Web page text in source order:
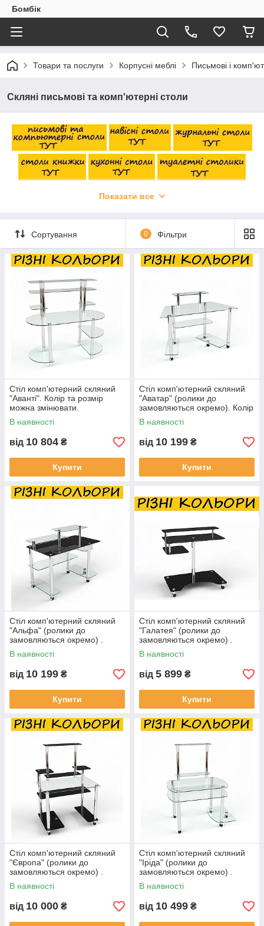
Бомбік
Товари та послуги Корпусні меблі Письмові і
Скляні письмові та комп'ютерні столи
Показати все
Сортування 0 Фільтри
Стіл комп'ютерний скляний
"Аванті". Колір та розмір
можна змінювати.
Можливий фотодрук та
матування
В наявності
від 10 804 ₴
Купити
Стіл комп'ютерний скляний
"Аватар" (ролики до
замовляються окремо). Колір
та розмір можна змінювати.
В наявності
від 10 199 ₴
Купити
Стіл комп'ютерний скляний
"Альфа" (ролики до
замовляються окремо) .
Колір та розмір можна
змінювати.
В наявності
від 10 199 ₴
Купити
Стіл комп'ютерний скляний
"Галатея" (ролики до
замовляються окремо) .
Колір та розмір можна
змінювати.
В наявності
від 5 899 ₴
Купити
Стіл комп'ютерний скляний
"Європа" (ролики до
замовляються окремо) .
Колір та розмір можна
змінювати.
В наявності
від 10 000 ₴
Стіл комп'ютерний скляний
"Іріда" (ролики до
замовляються окремо) .
Колір та розмір можна
змінювати.
В наявності
від 10 499 ₴